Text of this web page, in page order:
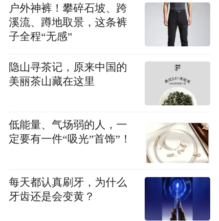
户外神裤！攀碎石坡、跨
溪流、蹲地取景，这条裤
子全程“无感”
隐山寻茶记，原来中国的
美丽茶山藏在这里
低能量、气场弱的人，一
定要有一件“吸光”首饰”！
每天都认真刷牙，为什么
牙齿还是会变黄？